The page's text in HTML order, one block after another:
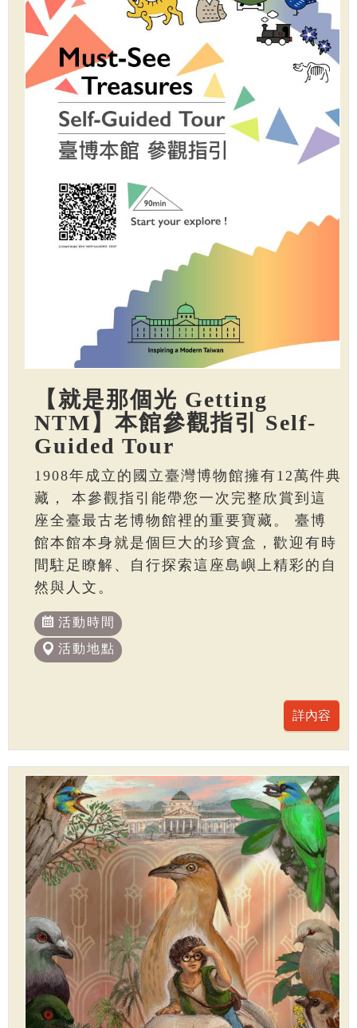
【就是那個光 Getting
NTM】本館參觀指引 Self-
Guided Tour
1908年成立的國立臺灣博物館擁有12萬件典
藏， 本參觀指引能帶您一次完整欣賞到這
座全臺最古老博物館裡的重要寶藏。 臺博
館本館本身就是個巨大的珍寶盒，歡迎有時
間駐足瞭解、自行探索這座島嶼上精彩的自
然與人文。
活動時間
活動地點